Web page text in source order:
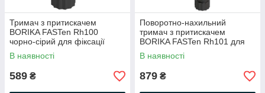
Тримач з притискачем
BORIKA FASTen Rh100
чорно-сірий для фіксації
предметів d від 15 до 50 мм
(01.13.008.01.01)
В наявності
589 ₴
Поворотно-нахильний
тримач з притискачем
BORIKA FASTen Rh101 для
фіксації предметів d від 15 до
50 мм (01.13.009.01.01)
В наявності
879 ₴